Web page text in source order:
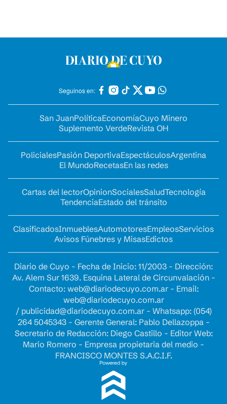
Seguinos en:
San JuanPolíticaEconomíaCuyo Minero
Suplemento VerdeRevista OH
PolicialesPasión DeportivaEspectáculosArgentina
El MundoRecetasEn las redes
Cartas del lectorOpinionSocialesSaludTecnología
TendenciaEstado del tránsito
ClasificadosInmueblesAutomotoresEmpleosServicios
Avisos Fúnebres y MisasEdictos
Diario de Cuyo - Fecha de Inicio: 11/2003 - Dirección:
Av. Alem Sur 1639. Esquina Lateral de Circunvalación -
Contacto: web@diariodecuyo.com.ar- Email:
web@diariodecuyo.com.ar
/ publicidad@diariodecuyo.com.ar- Whatsapp: (054)
264 5045343 - Gerente General: Pablo Dellazoppa -
Secretario de Redacción: Diego Castillo - Editor Web:
Mario Romero - Empresa propietaria del medio -
FRANCISCO MONTES S.A.C.I.F.